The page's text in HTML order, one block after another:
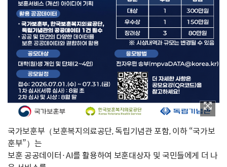
국가보훈부（보훈복지의료공단, 독립기념관 포함, 이하 “국가보
훈부”）는
보훈 공공데이터·AI를 활용하여 보훈대상자 및 국민들에게 더 나